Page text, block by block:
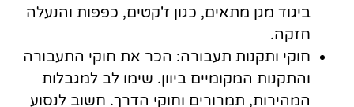
ביגוד מגן מתאים, כגון ז'קטים, כפפות והנעלה
חזקה.
חוקי ותקנות תעבורה: הכר את חוקי התעבורה
והתקנות המקומיים ביוון. שימו לב למגבלות
המהירות, תמרורים וחוקי הדרך. חשוב לנסוע